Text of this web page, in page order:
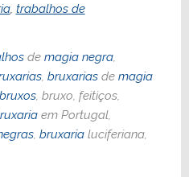
, trabalhos de
de magia negra,
, bruxariasde magia
bruxos, bruxo, feitiços,
em Portugal,
, bruxarialuciferiana,